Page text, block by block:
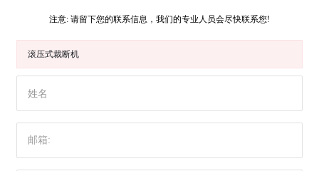
注意: 请留下您的联系信息，我们的专业人员会尽快联系您!
滚压式裁断机